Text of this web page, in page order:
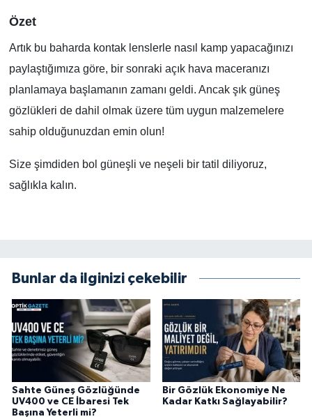
Özet
Artık bu baharda kontak lenslerle nasıl kamp yapacağınızı
paylaştığımıza göre, bir sonraki açık hava maceranızı
planlamaya başlamanın zamanı geldi. Ancak şık güneş
gözlükleri de dahil olmak üzere tüm uygun malzemelere
sahip olduğunuzdan emin olun!
Size şimdiden bol güneşli ve neşeli bir tatil diliyoruz,
sağlıkla kalın.
Bunlar da ilginizi çekebilir
Sahte Güneş Gözlüğünde
UV400 ve CE İbaresi Tek
Başına Yeterli mi?
Bir Gözlük Ekonomiye Ne
Kadar Katkı Sağlayabilir?